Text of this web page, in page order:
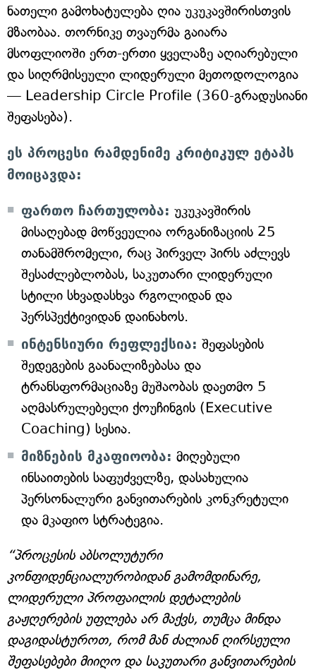
ნათელი გამოხატულება ღია უკუკავშირისთვის
მზაობაა. თორნიკე თვაურმა გაიარა
მსოფლიოში ერთ-ერთი ყველაზე აღიარებული
და სიღრმისეული ლიდერული მეთოდოლოგია
— Leadership Circle Profile (360-გრადუსიანი
შეფასება).
ეს პროცესი რამდენიმე კრიტიკულ ეტაპს
მოიცავდა:
ფართო ჩართულობა: უკუკავშირის
მისაღებად მოწვეულია ორგანიზაციის 25
თანამშრომელი, რაც პირველ პირს აძლევს
შესაძლებლობას, საკუთარი ლიდერული
სტილი სხვადასხვა რგოლიდან და
პერსპექტივიდან დაინახოს.
ინტენსიური რეფლექსია: შეფასების
შედეგების გაანალიზებასა და
ტრანსფორმაციაზე მუშაობას დაეთმო 5
აღმასრულებელი ქოუჩინგის (Executive
Coaching) სესია.
მიზნების მკაფიოობა: მიღებული
ინსაითების საფუძველზე, დასახულია
პერსონალური განვითარების კონკრეტული
და მკაფიო სტრატეგია.
“პროცესის აბსოლუტური
კონფიდენციალურობიდან გამომდინარე,
ლიდერული პროფაილის დეტალების
გაჟღერების უფლება არ მაქვს, თუმცა მინდა
დაგიდასტუროთ, რომ მან ძალიან ღირსეული
შეფასებები მიიღო და საკუთარი განვითარების